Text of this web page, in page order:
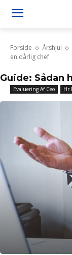
Forside Årshjul
en dårlig chef
Guide: Sådan
Evaluering Af Ceo Hr